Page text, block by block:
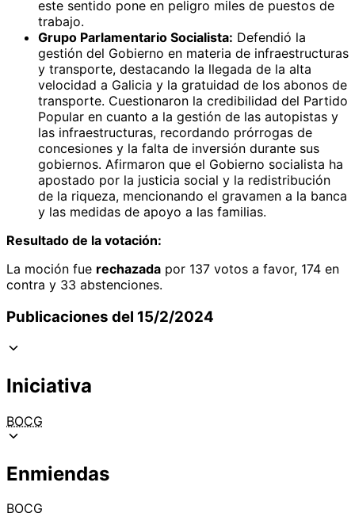
este sentido pone en peligro miles de puestos de
trabajo.
Grupo Parlamentario Socialista: Defendió la
gestión del Gobierno en materia de infraestructuras
y transporte, destacando la llegada de la alta
velocidad a Galicia y la gratuidad de los abonos de
transporte. Cuestionaron la credibilidad del Partido
Popular en cuanto a la gestión de las autopistas y
las infraestructuras, recordando prórrogas de
concesiones y la falta de inversión durante sus
gobiernos. Afirmaron que el Gobierno socialista ha
apostado por la justicia social y la redistribución
de la riqueza, mencionando el gravamen a la banca
y las medidas de apoyo a las familias.
Resultado de la votación:
La moción fue rechazada por 137 votos a favor, 174 en
contra y 33 abstenciones.
Publicaciones del 15/2/2024
Iniciativa
BOCG
Enmiendas
BOCG